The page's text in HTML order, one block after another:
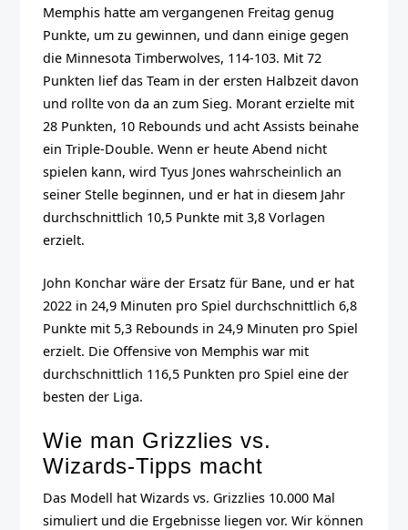
Memphis hatte am vergangenen Freitag genug
Punkte, um zu gewinnen, und dann einige gegen
die Minnesota Timberwolves, 114-103. Mit 72
Punkten lief das Team in der ersten Halbzeit davon
und rollte von da an zum Sieg. Morant erzielte mit
28 Punkten, 10 Rebounds und acht Assists beinahe
ein Triple-Double. Wenn er heute Abend nicht
spielen kann, wird Tyus Jones wahrscheinlich an
seiner Stelle beginnen, und er hat in diesem Jahr
durchschnittlich 10,5 Punkte mit 3,8 Vorlagen
erzielt.
John Konchar wäre der Ersatz für Bane, und er hat
2022 in 24,9 Minuten pro Spiel durchschnittlich 6,8
Punkte mit 5,3 Rebounds in 24,9 Minuten pro Spiel
erzielt. Die Offensive von Memphis war mit
durchschnittlich 116,5 Punkten pro Spiel eine der
besten der Liga.
Wie man Grizzlies vs.
Wizards-Tipps macht
Das Modell hat Wizards vs. Grizzlies 10.000 Mal
simuliert und die Ergebnisse liegen vor. Wir können